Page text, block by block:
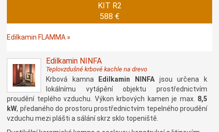
KIT R2
588 €
Edilkamin FLAMMA »
Edilkamin NINFA
Teplovzdušné krbové kachle na drevo
Krbová kamna Edilkamin NINFA jsou určena k
lokálnímu vytápění objektu prostřednictvím
proudění teplého vzduchu. Výkon krbových kamen je max. 8,5
kW, předaného do prostoru prostřednictvím tepelného proudění
vzduchu mezi plášti a sálání skrz sklo topeniště.